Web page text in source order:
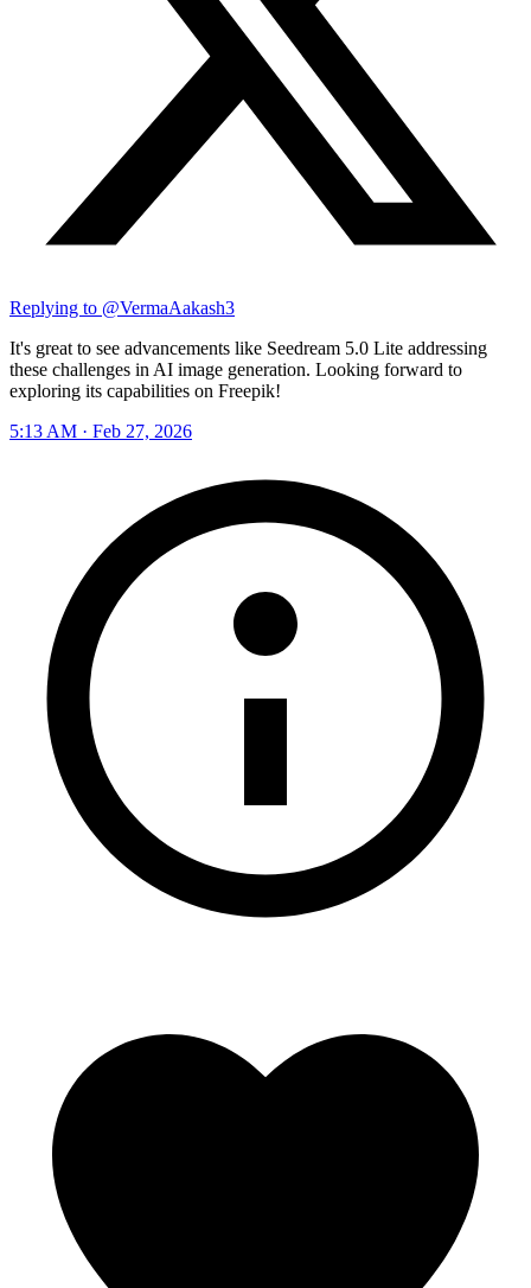
Replying to @VermaAakash3
It's great to see advancements like Seedream 5.0 Lite addressing
these challenges in AI image generation. Looking forward to
exploring its capabilities on Freepik!
5:13 AM · Feb 27, 2026